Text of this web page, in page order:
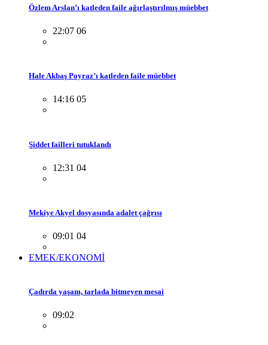
Özlem Arslan’ı katleden faile ağırlaştırılmış müebbet
22:07 06
Hale Akbaş Poyraz’ı katleden faile müebbet
14:16 05
Şiddet failleri tutuklandı
12:31 04
Mekiye Akyel dosyasında adalet çağrısı
09:01 04
EMEK/EKONOMİ
Çadırda yaşam, tarlada bitmeyen mesai
09:02